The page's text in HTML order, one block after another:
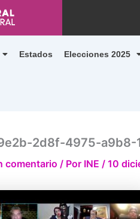
Estados Elecciones 2025
2d8f-4975-a9b8-
comentario / Por INE / 10